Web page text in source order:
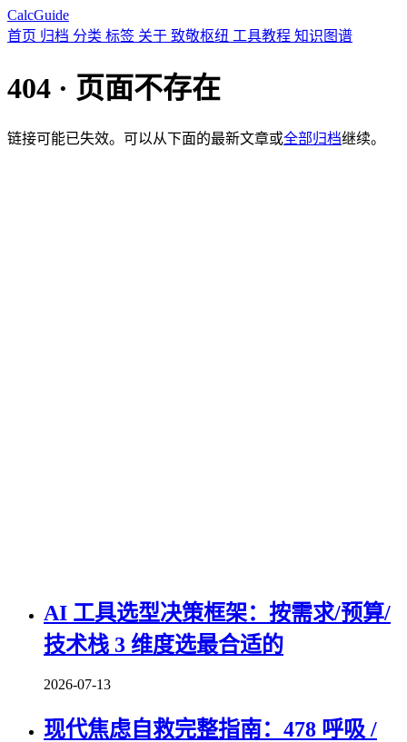
CalcGuide
首页 归档 分类 标签 关于 致敬枢纽 工具教程 知识图谱
404 · 页面不存在
链接可能已失效。可以从下面的最新文章或全部归档继续。
AI 工具选型决策框架：按需求/预算/
技术栈 3 维度选最合适的
2026-07-13
现代焦虑自救完整指南：478 呼吸 /